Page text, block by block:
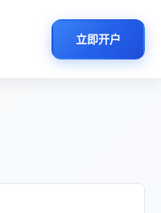
立即开户